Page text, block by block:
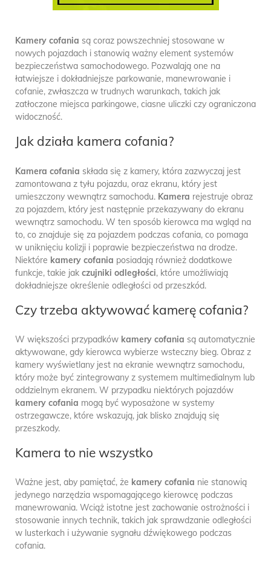
Kamery cofania są coraz powszechniej stosowane w
nowych pojazdach i stanowią ważny element systemów
bezpieczeństwa samochodowego. Pozwalają one na
łatwiejsze i dokładniejsze parkowanie, manewrowanie i
cofanie, zwłaszcza w trudnych warunkach, takich jak
zatłoczone miejsca parkingowe, ciasne uliczki czy ograniczona
widoczność.
Jak działa kamera cofania?
Kamera cofania składa się z kamery, która zazwyczaj jest
zamontowana z tyłu pojazdu, oraz ekranu, który jest
umieszczony wewnątrz samochodu. Kamera rejestruje obraz
za pojazdem, który jest następnie przekazywany do ekranu
wewnątrz samochodu. W ten sposób kierowca ma wgląd na
to, co znajduje się za pojazdem podczas cofania, co pomaga
w uniknięciu kolizji i poprawie bezpieczeństwa na drodze.
Niektóre kamery cofania posiadają również dodatkowe
funkcje, takie jak czujniki odległości, które umożliwiają
dokładniejsze określenie odległości od przeszkód.
Czy trzeba aktywować kamerę cofania?
W większości przypadków kamery cofania są automatycznie
aktywowane, gdy kierowca wybierze wsteczny bieg. Obraz z
kamery wyświetlany jest na ekranie wewnątrz samochodu,
który może być zintegrowany z systemem multimedialnym lub
oddzielnym ekranem. W przypadku niektórych pojazdów
kamery cofania mogą być wyposażone w systemy
ostrzegawcze, które wskazują, jak blisko znajdują się
przeszkody.
Kamera to nie wszystko
Ważne jest, aby pamiętać, że kamery cofania nie stanowią
jedynego narzędzia wspomagającego kierowcę podczas
manewrowania. Wciąż istotne jest zachowanie ostrożności i
stosowanie innych technik, takich jak sprawdzanie odległości
w lusterkach i używanie sygnału dźwiękowego podczas
cofania.